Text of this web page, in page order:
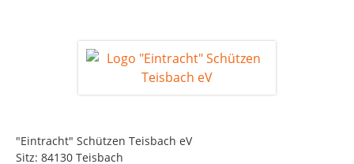
"Eintracht" Schützen Teisbach eV
Sitz: 84130 Teisbach